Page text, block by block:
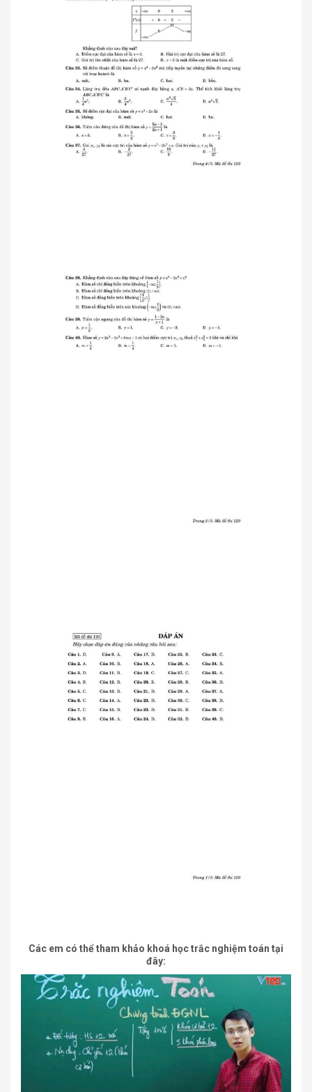
Các em có thể tham khảo khoá học trắc nghiệm toán tại
đây: